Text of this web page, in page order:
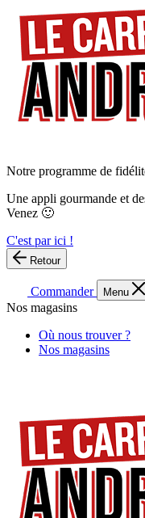
Notre programme de
Une appli gourmande et
Venez 🙂
C'est par ici !
Retour
Commander Menu
Nos magasins
Où nous trouver ?
Nos magasins